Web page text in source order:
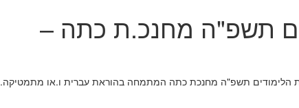
תשפ"ה מחנכ.ת כתה –
הלימודים תשפ"ה מחנכת כתה המתמחה בהוראת עברית ו.או מתמטיקה.